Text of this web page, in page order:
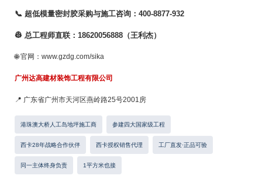
📞 超低模量密封胶采购与施工咨询：400-8877-932
👷 总工程师直联：18620056888（王利杰）
🌐 官网：www.gzdg.com/sika
广州达高建材装饰工程有限公司
📍 广东省广州市天河区燕岭路25号2001房
港珠澳大桥人工岛地坪施工商 参建四大国家级工程
西卡28年战略合作伙伴 西卡授权销售代理 工厂直发·正品可验
同一主体终身负责 1平方米也接